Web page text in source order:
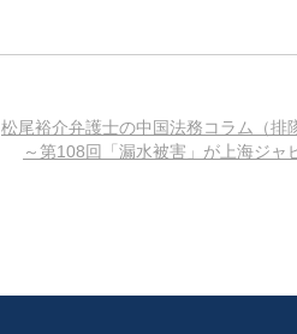
松尾裕介弁護士の中国法務コラム（排
～第108回「漏水被害」が上海ジャ